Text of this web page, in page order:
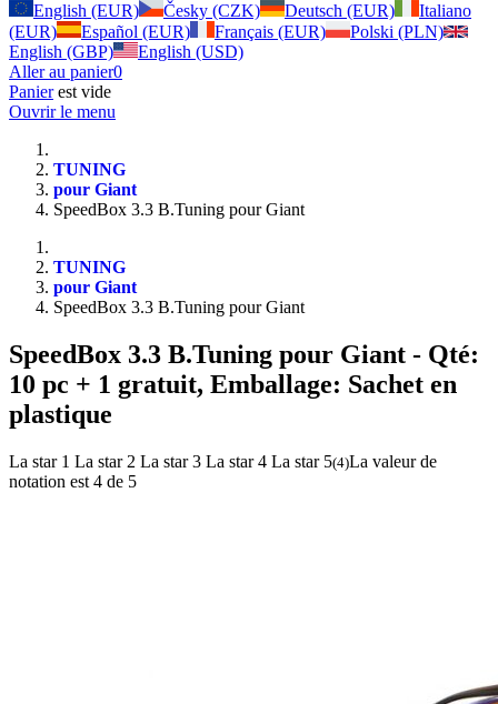
English (EUR)
Česky (CZK) Deutsch (EUR)
Italiano
(EUR)
Español (EUR) Français (EUR)
Polski (PLN)
English (GBP)
English (USD)
Aller au panier0
Panierest vide
Ouvrir le menu
TUNING
pour Giant
SpeedBox 3.3 B.Tuning pour Giant
TUNING
pour Giant
SpeedBox 3.3 B.Tuning pour Giant
SpeedBox 3.3 B.Tuning pour Giant - Qté:
10 pc + 1 gratuit, Emballage: Sachet en
plastique
La star 1 La star 2 La star 3 La star 4 La star 5(4)La valeur de
notation est 4 de 5